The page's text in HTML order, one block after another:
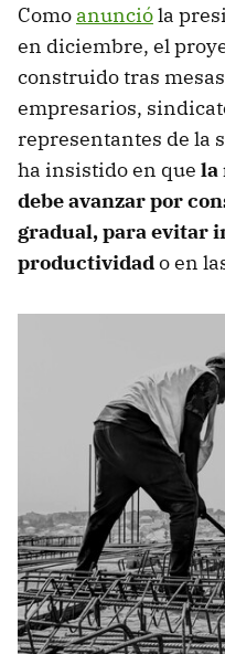
Como anuncióla
en diciembre, el
construido tras
empresarios,
representantes de la
ha insistido en que la
debe avanzar por
gradual, para evitar
productividado en